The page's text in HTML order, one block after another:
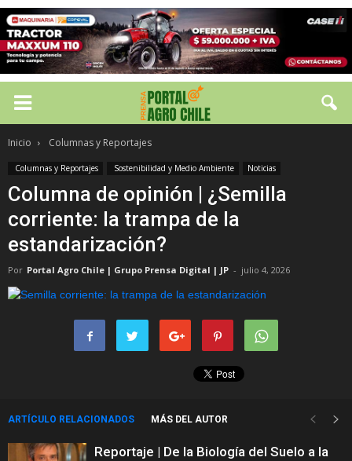
Inicio Columnas y Reportajes
Columnas y Reportajes Sostenibilidad y Medio Ambiente Noticias
Columna de opinión | ¿Semilla
corriente: la trampa de la
estandarización?
Por Portal Agro Chile | Grupo Prensa Digital | JP - julio 4, 2026
ARTÍCULO RELACIONADOS MÁS DEL AUTOR
Reportaje | De la Biología del Suelo a la